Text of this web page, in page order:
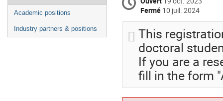
Academic positions
Industry partners & positions
Fermé 10 juil. 2024
This
doctoral
If you are a
fill in the form